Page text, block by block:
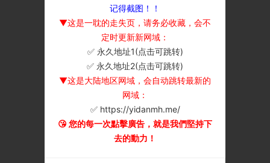
记得截图！！
▼这是一耽的走失页，请务必收藏，会不
定时更新新网域：
✅ 永久地址1(点击可跳转)
✅ 永久地址2(点击可跳转)
▼这是大陆地区网域，会自动跳转最新的
网域：
✅ https://yidanmh.me/
😘 您的每一次點擊廣告，就是我們堅持下
去的動力！